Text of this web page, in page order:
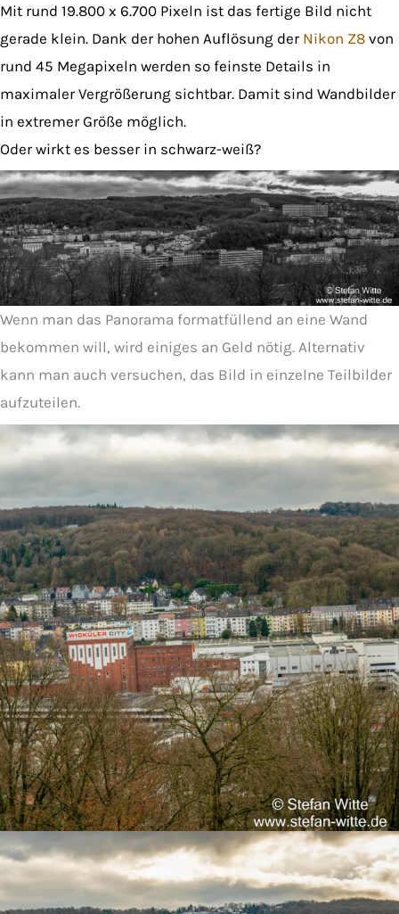
Mit rund 19.800 x 6.700 Pixeln ist das fertige Bild nicht
gerade klein. Dank der hohen Auflösung der Nikon Z8 von
rund 45 Megapixeln werden so feinste Details in
maximaler Vergrößerung sichtbar. Damit sind Wandbilder
in extremer Größe möglich.
Oder wirkt es besser in schwarz-weiß?
Wenn man das Panorama formatfüllend an eine Wand
bekommen will, wird einiges an Geld nötig. Alternativ
kann man auch versuchen, das Bild in einzelne Teilbilder
aufzuteilen.